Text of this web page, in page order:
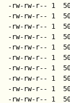
-rw-rw-r-- 1
-rw-rw-r-- 1
-rw-rw-r-- 1
-rw-rw-r-- 1
-rw-rw-r-- 1
-rw-rw-r-- 1
-rw-rw-r-- 1
-rw-rw-r-- 1
-rw-rw-r-- 1
-rw-rw-r-- 1